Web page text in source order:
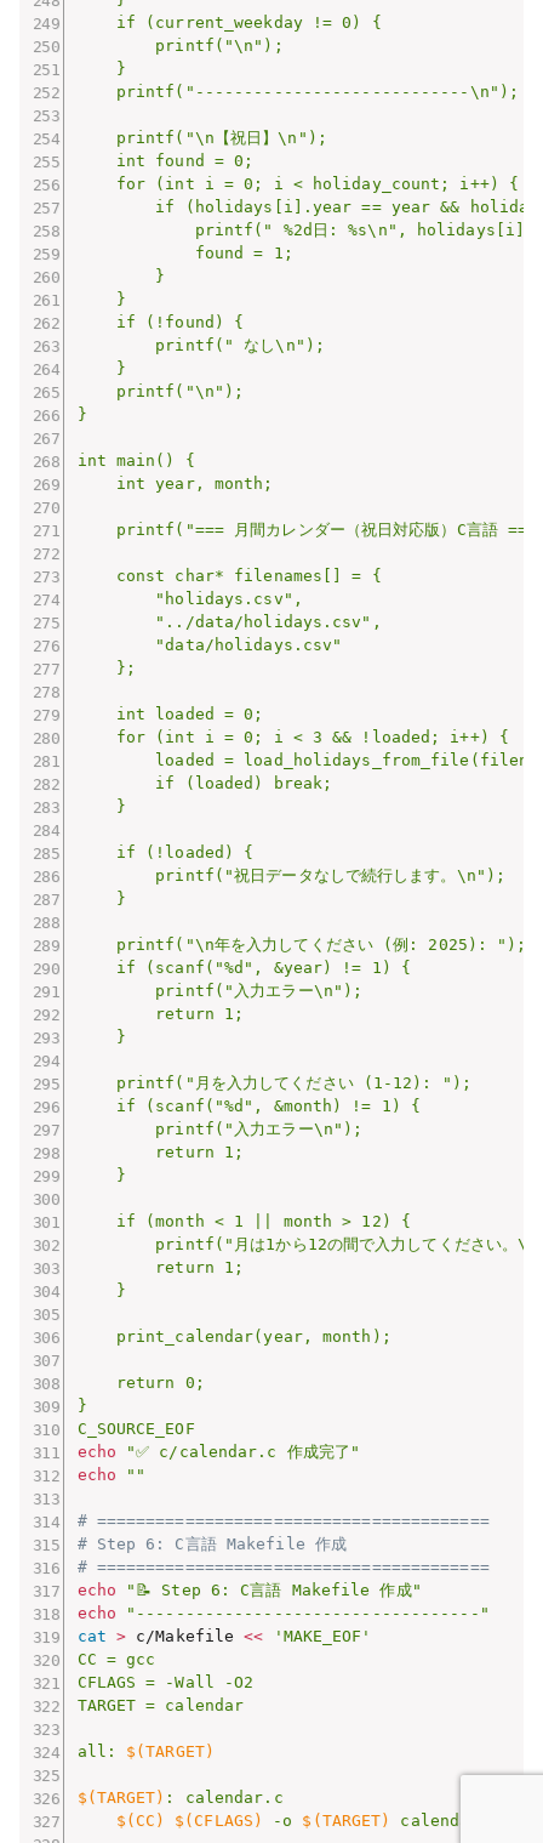
    if (current_weekday != 0) {
        printf("\n");
    }
    printf("----------------------------\n");
    printf("\n【祝日】\n");
    int found = 0;
    for (int i = 0; i < holiday_count; i++) {
if (holidays[i].year == year &&
printf(" %2d日: %s\n",
            found = 1;
        }
    }
    if (!found) {
        printf(" なし\n");
    }
    printf("\n");
}
int main() {
    int year, month;
printf("=== 月間カレンダー（祝日対応版）C言語
    const char* filenames[] = {
        "holidays.csv",
        "../data/holidays.csv",
        "data/holidays.csv"
    };
    int loaded = 0;
    for (int i = 0; i < 3 && !loaded; i++) {
loaded =
        if (loaded) break;
    }
    if (!loaded) {
        printf("祝日データなしで続行します。\n");
    }
    printf("\n年を入力してください (例: 2025): ");
    if (scanf("%d", &year) != 1) {
        printf("入力エラー\n");
        return 1;
    }
    printf("月を入力してください (1-12): ");
    if (scanf("%d", &month) != 1) {
        printf("入力エラー\n");
        return 1;
    }
    if (month < 1 || month > 12) {
printf("月は1から12の間で入力してください。
        return 1;
    }
    print_calendar(year, month);
    return 0;
}
C_SOURCE_EOF
echo
"✅ c/calendar.c 作成完了"
echo
""
# ========================================
# Step 6: C言語 Makefile 作成
# ========================================
echo
"📝 Step 6: C言語 Makefile 作成"
echo
"-----------------------------------"
cat > c/Makefile <<
'MAKE_EOF'
CC = gcc
CFLAGS = -Wall -O2
TARGET = calendar
all: $(TARGET)
$( TARGET) : calendar.c
$( CC ) $(CFLAGS ) -o $( TARGET) calendar.c